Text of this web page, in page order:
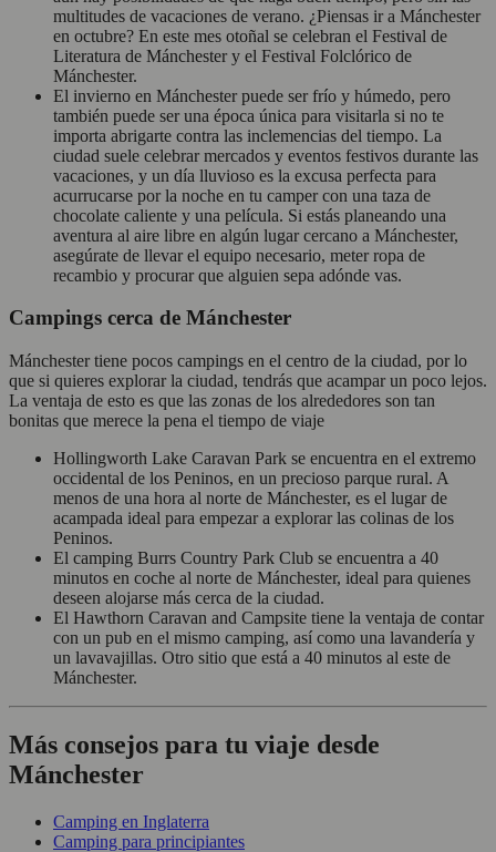
multitudes de vacaciones de verano. ¿Piensas ir a Mánchester
en octubre? En este mes otoñal se celebran el Festival de
Literatura de Mánchester y el Festival Folclórico de
Mánchester.
El invierno en Mánchester puede ser frío y húmedo, pero
también puede ser una época única para visitarla si no te
importa abrigarte contra las inclemencias del tiempo. La
ciudad suele celebrar mercados y eventos festivos durante las
vacaciones, y un día lluvioso es la excusa perfecta para
acurrucarse por la noche en tu camper con una taza de
chocolate caliente y una película. Si estás planeando una
aventura al aire libre en algún lugar cercano a Mánchester,
asegúrate de llevar el equipo necesario, meter ropa de
recambio y procurar que alguien sepa adónde vas.
Campings cerca de Mánchester
Mánchester tiene pocos campings en el centro de la ciudad, por lo
que si quieres explorar la ciudad, tendrás que acampar un poco lejos.
La ventaja de esto es que las zonas de los alrededores son tan
bonitas que merece la pena el tiempo de viaje
Hollingworth Lake Caravan Park se encuentra en el extremo
occidental de los Peninos, en un precioso parque rural. A
menos de una hora al norte de Mánchester, es el lugar de
acampada ideal para empezar a explorar las colinas de los
Peninos.
El camping Burrs Country Park Club se encuentra a 40
minutos en coche al norte de Mánchester, ideal para quienes
deseen alojarse más cerca de la ciudad.
El Hawthorn Caravan and Campsite tiene la ventaja de contar
con un pub en el mismo camping, así como una lavandería y
un lavavajillas. Otro sitio que está a 40 minutos al este de
Mánchester.
Más consejos para tu viaje desde
Mánchester
Camping en Inglaterra
Camping para principiantes